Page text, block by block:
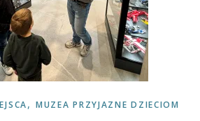
, MUZEA PRZYJAZNE DZIECIOM